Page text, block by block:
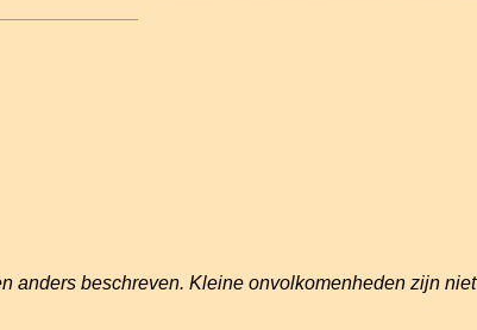
anders beschreven. Kleine onvolkomenheden zijn niet